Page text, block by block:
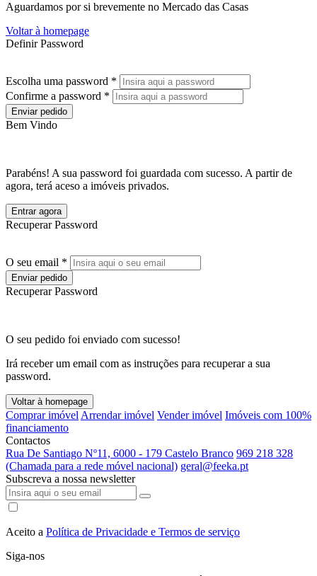
Aguardamos por si brevemente no Mercado das Casas
Voltar à homepage
Definir Password
Escolha uma password *
Confirme a password *
Enviar pedido
Bem Vindo
Parabéns! A sua password foi guardada com sucesso. A partir de
agora, terá aceso a imóveis privados.
Entrar agora
Recuperar Password
O seu email *
Enviar pedido
Recuperar Password
O seu pedido foi enviado com sucesso!
Irá receber um email com as instruções para recuperar a sua
password.
Voltar à homepage
Comprar imóvel Arrendar imóvel Vender imóvel Imóveis com 100%
financiamento
Contactos
Rua De Santiago Nº11, 6000 - 179 Castelo Branco 969 218 328
(Chamada para a rede móvel nacional) geral@feeka.pt
Subscreva a nossa newsletter
Aceito a Política de Privacidade e Termos de serviço
Siga-nos